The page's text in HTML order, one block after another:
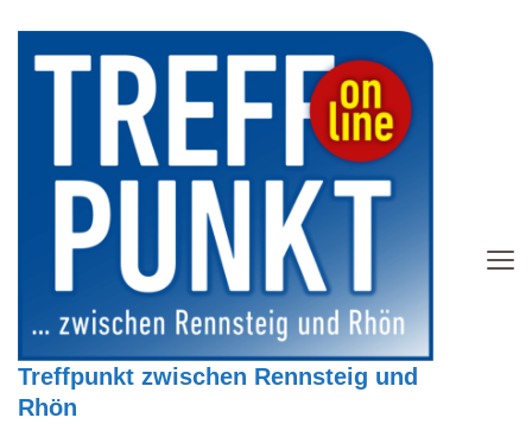
Treffpunkt zwischen Rennsteig und
Rhön